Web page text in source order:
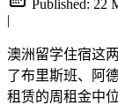
Published: 22
|
澳洲留学住宿这
了布里斯班、阿
租赁的周租金中